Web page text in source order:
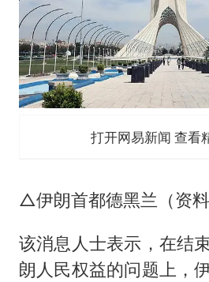
打开网易新闻 查看
△伊朗首都德黑兰（资料
该消息人士表示，在结
朗人民权益的问题上，